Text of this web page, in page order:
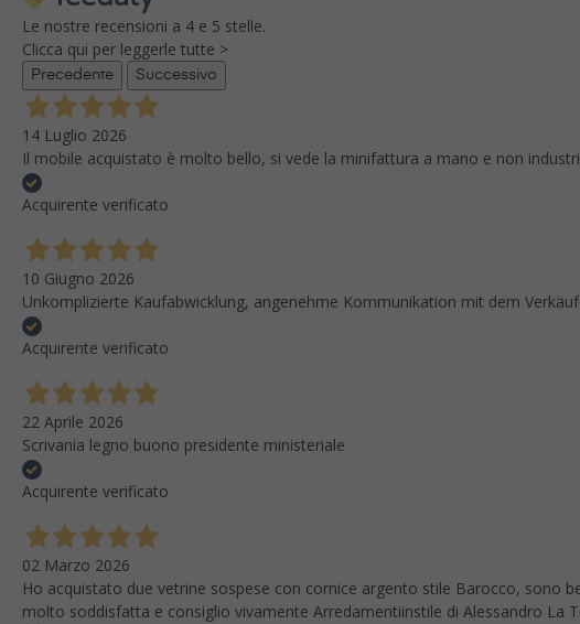
Le nostre recensioni a 4 e 5 stelle.
Clicca qui per leggerle tutte >
Precedente Successivo
14 Luglio 2026
Il mobile acquistato è molto bello, si vede la minifattura a mano e non
Acquirente verificato
10 Giugno 2026
Unkomplizierte Kaufabwicklung, angenehme Kommunikation mit dem
Acquirente verificato
22 Aprile 2026
Scrivania legno buono presidente ministeriale
Acquirente verificato
02 Marzo 2026
Ho acquistato due vetrine sospese con cornice argento stile Barocco, sono
molto soddisfatta e consiglio vivamente Arredamentiinstile di Alessandro La